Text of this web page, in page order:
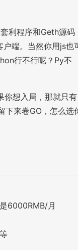
利程序和Geth源码
端。当然你用js也
行不行呢？Py不
你想入局，那就只有
下来卷GO，怎么选
6000RMB/月